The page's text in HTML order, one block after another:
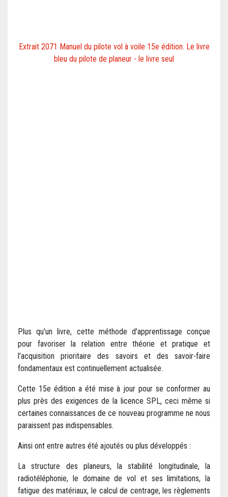
Extrait 2071 Manuel du pilote vol à voile 15e édition. Le livre
bleu du pilote de planeur - le livre seul
Plus qu'un livre, cette méthode d'apprentissage conçue
pour favoriser la relation entre théorie et pratique et
l’acquisition prioritaire des savoirs et des savoir-faire
fondamentaux est continuellement actualisée.
Cette 15e édition a été mise à jour pour se conformer au
plus près des exigences de la licence SPL, ceci même si
certaines connaissances de ce nouveau programme ne nous
paraissent pas indispensables.
Ainsi ont entre autres été ajoutés ou plus développés :
La structure des planeurs, la stabilité longitudinale, la
radiotéléphonie, le domaine de vol et ses limitations, la
fatigue des matériaux, le calcul de centrage, les règlements